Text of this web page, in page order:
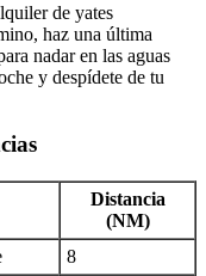
de yates
haz una última
nadar en las aguas
y despídete de tu
Distancia
(NM)
8